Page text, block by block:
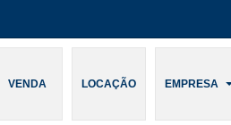
VENDA LOCAÇÃO EMPRESA